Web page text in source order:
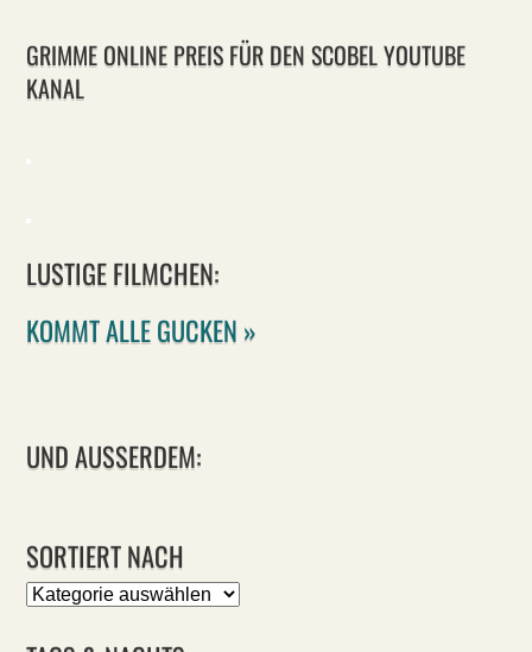
GRIMME ONLINE PREIS FÜR DEN SCOBEL YOUTUBE
KANAL
LUSTIGE FILMCHEN:
KOMMT ALLE GUCKEN »
UND AUSSERDEM:
SORTIERT NACH
Sortiert